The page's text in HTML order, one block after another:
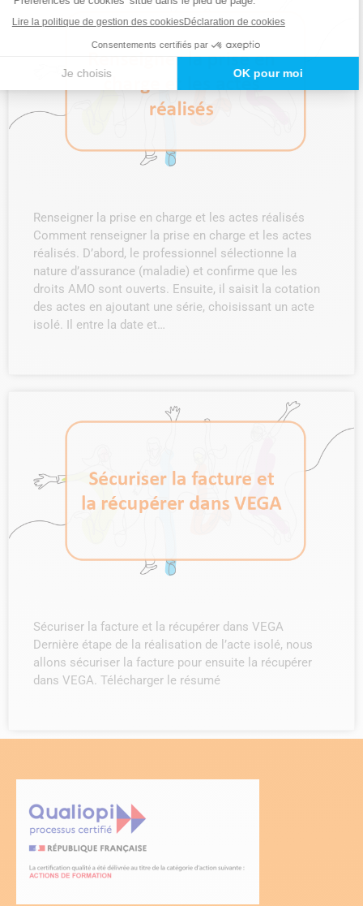
Renseigner la prise en charge et les actes réalisés
Comment renseigner la prise en charge et les actes
réalisés. D’abord, le professionnel sélectionne la
nature d’assurance (maladie) et confirme que les
droits AMO sont ouverts. Ensuite, il saisit la cotation
des actes en ajoutant une série, choisissant un acte
isolé. Il entre la date et…
Sécuriser la facture et la récupérer dans VEGA
Dernière étape de la réalisation de l’acte isolé, nous
allons sécuriser la facture pour ensuite la récupérer
dans VEGA. Télécharger le résumé